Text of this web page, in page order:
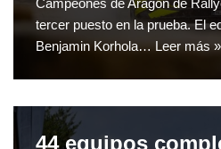
Campeones de Aragón de
tercer puesto en la prueba. El
Benjamin Korhola… Leer más »
44 equipos